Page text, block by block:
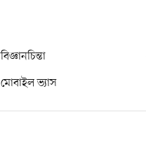
বিজ্ঞানচিন্তা
মোবাইল ভ্যাস